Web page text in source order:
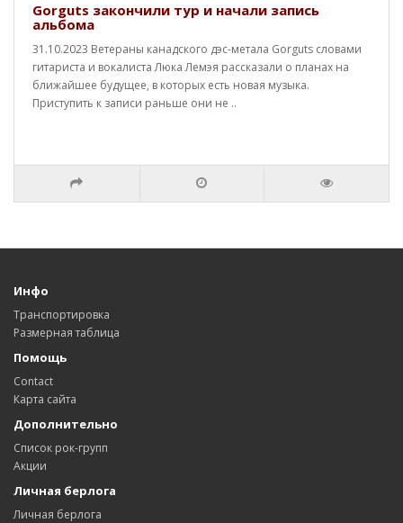
Gorguts закончили тур и начали запись
альбома
31.10.2023 Ветераны канадского дэс-метала Gorguts словами
гитариста и вокалиста Люка Лемэя рассказали о планах на
ближайшее будущее, в которых есть новая музыка.
Приступить к записи раньше они не ..
Инфо
Транспортировка
Размерная таблица
Помощь
Contact
Карта сайта
Дополнительно
Список рок-групп
Акции
Личная берлога
Личная берлога